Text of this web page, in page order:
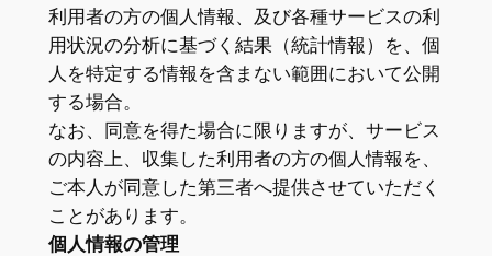
利用者の方の個人情報、及び各種サービスの利
用状況の分析に基づく結果（統計情報）を、個
人を特定する情報を含まない範囲において公開
する場合。
なお、同意を得た場合に限りますが、サービス
の内容上、収集した利用者の方の個人情報を、
ご本人が同意した第三者へ提供させていただく
ことがあります。
個人情報の管理